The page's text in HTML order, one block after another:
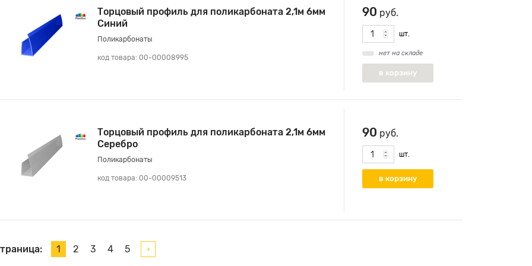
Торцовый профиль для поликарбоната 2,1м 6мм
Синий
Поликарбонаты
код товара: 00-00008995
90 руб.
шт.
нет на складе
Торцовый профиль для поликарбоната 2,1м 6мм
Серебро
Поликарбонаты
код товара: 00-00009513
90 руб.
шт.
1 2 3 4 5